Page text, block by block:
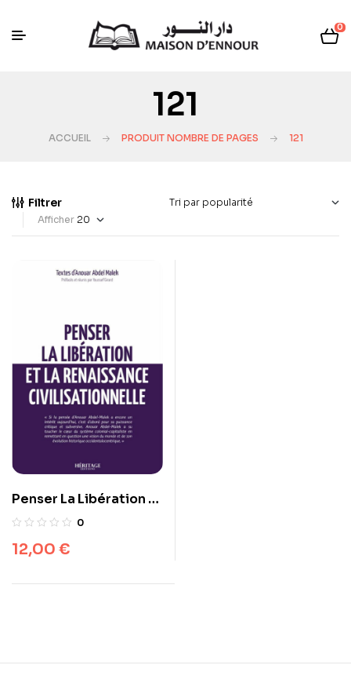
0
121
ACCUEIL PRODUIT NOMBRE DE PAGES 121
Filtrer
Afficher
Penser La Libération Et
La Renaissance
0
12,00 €